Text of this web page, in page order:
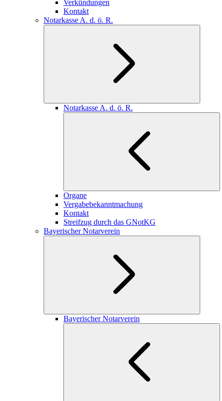
Verkündungen
Kontakt
Notarkasse A. d. ö. R.
Notarkasse A. d. ö. R.
Organe
Vergabebekanntmachung
Kontakt
Streifzug durch das GNotKG
Bayerischer Notarverein
Bayerischer Notarverein